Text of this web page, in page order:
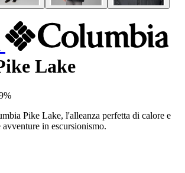
Lake
Pike Lake, l'alleanza perfetta di calore e
in escursionismo.